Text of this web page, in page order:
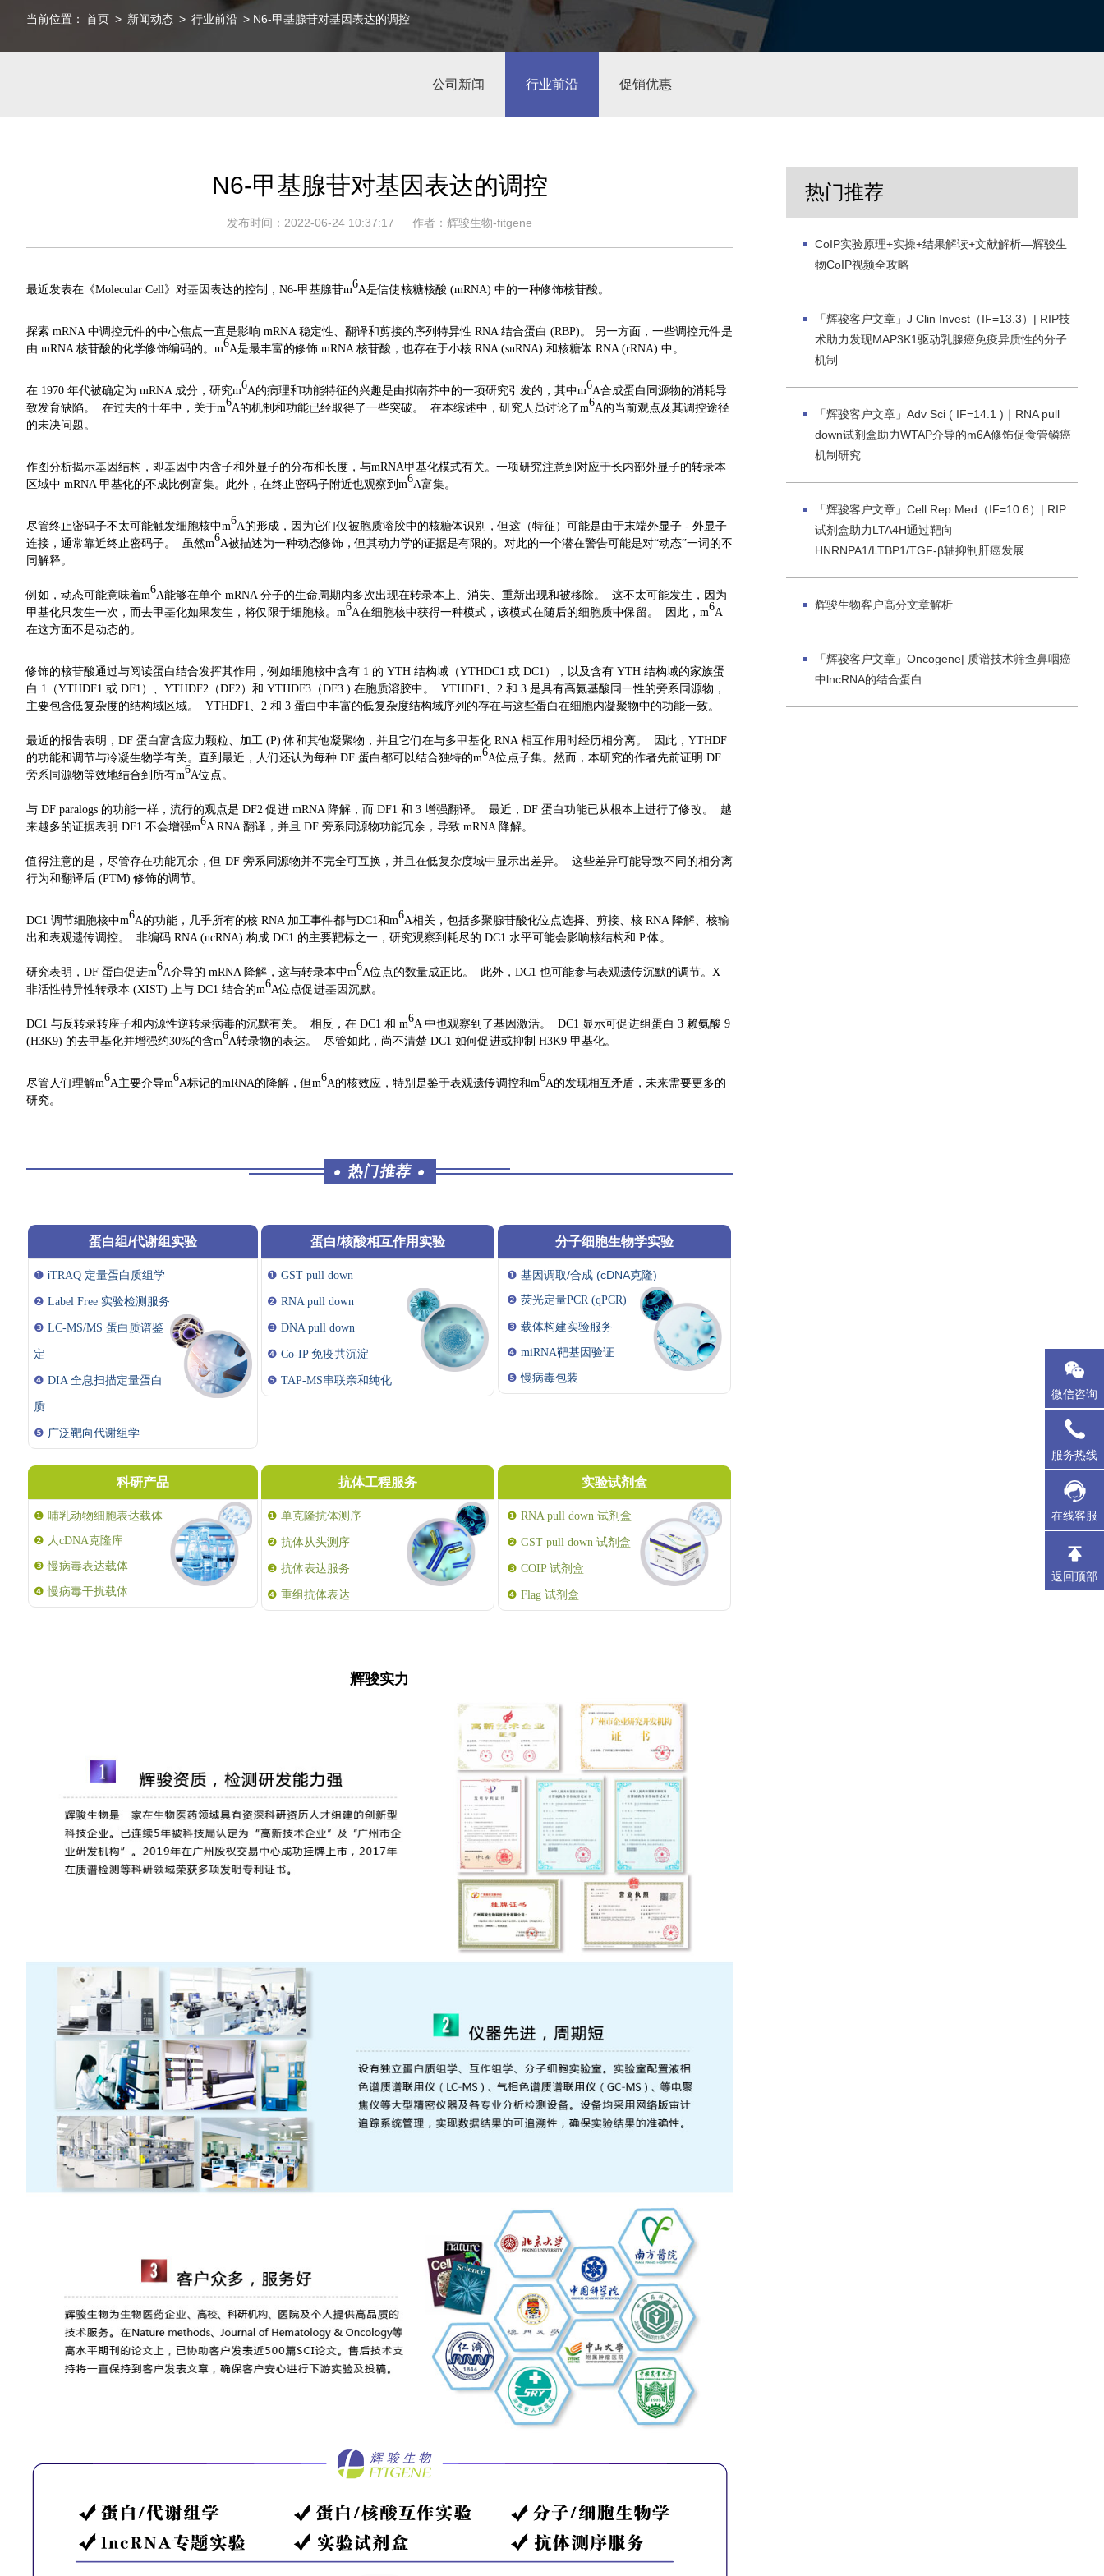
当前位置： 首页 > 新闻动态 > 行业前沿 > N6-甲基腺苷对基因表达的调控
公司新闻 行业前沿 促销优惠
N6-甲基腺苷对基因表达的调控
发布时间：2022-06-24 10:37:17 作者：辉骏生物-fitgene
最近发表在《Molecular Cell》对基因表达的控制，N6-甲基腺苷m6A是信使核糖核酸 (mRNA) 中的一种修饰核苷酸。
探索 mRNA 中调控元件的中心焦点一直是影响 mRNA 稳定性、翻译和剪接的序列特异性 RNA 结合蛋白 (RBP)。 另一方面，一些调控元件是
由 mRNA 核苷酸的化学修饰编码的。m6A是最丰富的修饰 mRNA 核苷酸，也存在于小核 RNA (snRNA) 和核糖体 RNA (rRNA) 中。
在 1970 年代被确定为 mRNA 成分，研究m6A的病理和功能特征的兴趣是由拟南芥中的一项研究引发的，其中m6A合成蛋白同源物的消耗导
致发育缺陷。 在过去的十年中，关于m6A的机制和功能已经取得了一些突破。 在本综述中，研究人员讨论了m6A的当前观点及其调控途径
的未决问题。
作图分析揭示基因结构，即基因中内含子和外显子的分布和长度，与mRNA甲基化模式有关。一项研究注意到对应于长内部外显子的转录本
区域中 mRNA 甲基化的不成比例富集。此外，在终止密码子附近也观察到m6A富集。
尽管终止密码子不太可能触发细胞核中m6A的形成，因为它们仅被胞质溶胶中的核糖体识别，但这（特征）可能是由于末端外显子 - 外显子
连接，通常靠近终止密码子。 虽然m6A被描述为一种动态修饰，但其动力学的证据是有限的。对此的一个潜在警告可能是对“动态”一词的不
同解释。
例如，动态可能意味着m6A能够在单个 mRNA 分子的生命周期内多次出现在转录本上、消失、重新出现和被移除。 这不太可能发生，因为
甲基化只发生一次，而去甲基化如果发生，将仅限于细胞核。m6A在细胞核中获得一种模式，该模式在随后的细胞质中保留。 因此，m6A
在这方面不是动态的。
修饰的核苷酸通过与阅读蛋白结合发挥其作用，例如细胞核中含有 1 的 YTH 结构域（YTHDC1 或 DC1），以及含有 YTH 结构域的家族蛋
白 1（YTHDF1 或 DF1）、YTHDF2（DF2）和 YTHDF3（DF3 ) 在胞质溶胶中。 YTHDF1、2 和 3 是具有高氨基酸同一性的旁系同源物，
主要包含低复杂度的结构域区域。 YTHDF1、2 和 3 蛋白中丰富的低复杂度结构域序列的存在与这些蛋白在细胞内凝聚物中的功能一致。
最近的报告表明，DF 蛋白富含应力颗粒、加工 (P) 体和其他凝聚物，并且它们在与多甲基化 RNA 相互作用时经历相分离。 因此，YTHDF
的功能和调节与冷凝生物学有关。直到最近，人们还认为每种 DF 蛋白都可以结合独特的m6A位点子集。然而，本研究的作者先前证明 DF
旁系同源物等效地结合到所有m6A位点。
与 DF paralogs 的功能一样，流行的观点是 DF2 促进 mRNA 降解，而 DF1 和 3 增强翻译。 最近，DF 蛋白功能已从根本上进行了修改。 越
来越多的证据表明 DF1 不会增强m6A RNA 翻译，并且 DF 旁系同源物功能冗余，导致 mRNA 降解。
值得注意的是，尽管存在功能冗余，但 DF 旁系同源物并不完全可互换，并且在低复杂度域中显示出差异。 这些差异可能导致不同的相分离
行为和翻译后 (PTM) 修饰的调节。
DC1 调节细胞核中m6A的功能，几乎所有的核 RNA 加工事件都与DC1和m6A相关，包括多聚腺苷酸化位点选择、剪接、核 RNA 降解、核输
出和表观遗传调控。 非编码 RNA (ncRNA) 构成 DC1 的主要靶标之一，研究观察到耗尽的 DC1 水平可能会影响核结构和 P 体。
研究表明，DF 蛋白促进m6A介导的 mRNA 降解，这与转录本中m6A位点的数量成正比。 此外，DC1 也可能参与表观遗传沉默的调节。X
非活性特异性转录本 (XIST) 上与 DC1 结合的m6A位点促进基因沉默。
DC1 与反转录转座子和内源性逆转录病毒的沉默有关。 相反，在 DC1 和 m6A 中也观察到了基因激活。 DC1 显示可促进组蛋白 3 赖氨酸 9
(H3K9) 的去甲基化并增强约30%的含m6A转录物的表达。 尽管如此，尚不清楚 DC1 如何促进或抑制 H3K9 甲基化。
尽管人们理解m6A主要介导m6A标记的mRNA的降解，但m6A的核效应，特别是鉴于表观遗传调控和m6A的发现相互矛盾，未来需要更多的
研究。
● 热门推荐 ●
蛋白组/代谢组实验
❶ iTRAQ 定量蛋白质组学
❷ Label Free 实验检测服务
❸ LC-MS/MS 蛋白质谱鉴
定
❹ DIA 全息扫描定量蛋白
质
❺ 广泛靶向代谢组学
蛋白/核酸相互作用实验
❶ GST pull down
❷ RNA pull down
❸ DNA pull down
❹ Co-IP 免疫共沉淀
❺ TAP-MS串联亲和纯化
分子细胞生物学实验
❶ 基因调取/合成 (cDNA克隆)
❷ 荧光定量PCR (qPCR)
❸ 载体构建实验服务
❹ miRNA靶基因验证
❺慢病毒包装
科研产品
❶ 哺乳动物细胞表达载体
❷ 人cDNA克隆库
❸慢病毒表达载体
❹慢病毒干扰载体
抗体工程服务
❶ 单克隆抗体测序
❷ 抗体从头测序
❸ 抗体表达服务
❹ 重组抗体表达
实验试剂盒
❶ RNA pull down 试剂盒
❷ GST pull down 试剂盒
❸ COIP 试剂盒
❹ Flag 试剂盒
辉骏实力
热门推荐
CoIP实验原理+实操+结果解读+文献解析—辉骏生
物CoIP视频全攻略
「辉骏客户文章」J Clin Invest（IF=13.3）| RIP技
术助力发现MAP3K1驱动乳腺癌免疫异质性的分子
机制
「辉骏客户文章」Adv Sci ( IF=14.1 )｜RNA pull
down试剂盒助力WTAP介导的m6A修饰促食管鳞癌
机制研究
「辉骏客户文章」Cell Rep Med（IF=10.6）| RIP
试剂盒助力LTA4H通过靶向
HNRNPA1/LTBP1/TGF-β轴抑制肝癌发展
辉骏生物客户高分文章解析
「辉骏客户文章」Oncogene| 质谱技术筛查鼻咽癌
中lncRNA的结合蛋白
微信咨询
服务热线
在线客服
返回顶部